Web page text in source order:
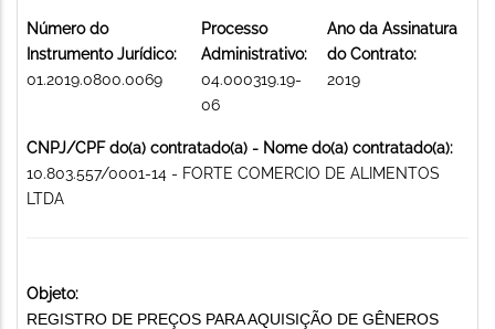
Número do
Instrumento Jurídico:
01.2019.0800.0069
Processo
Administrativo:
04.000319.19-
06
Ano da Assinatura
do Contrato:
2019
CNPJ/CPF do(a) contratado(a) - Nome do(a) contratado(a):
10.803.557/0001-14 - FORTE COMERCIO DE ALIMENTOS
LTDA
Objeto:
REGISTRO DE PREÇOS PARA AQUISIÇÃO DE GÊNEROS